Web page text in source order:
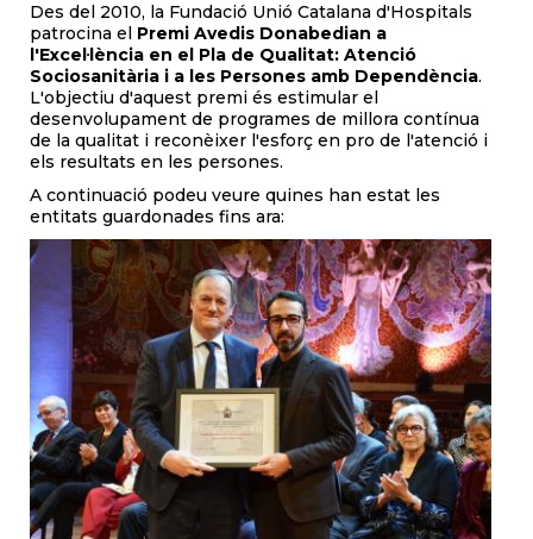
Des del 2010, la Fundació Unió Catalana d'Hospitals
patrocina el Premi Avedis Donabedian a
l'Excel·lència en el Pla de Qualitat: Atenció
Sociosanitària i a les Persones amb Dependència.
L'objectiu d'aquest premi és estimular el
desenvolupament de programes de millora contínua
de la qualitat i reconèixer l'esforç en pro de l'atenció i
els resultats en les persones.
A continuació podeu veure quines han estat les
entitats guardonades fins ara: